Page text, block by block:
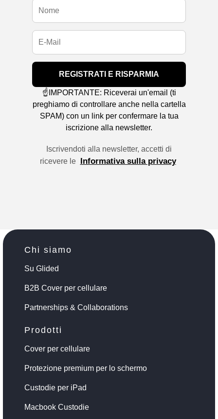
REGISTRATI E RISPARMIA
☝️IMPORTANTE: Riceverai un'email (ti
preghiamo di controllare anche nella cartella
SPAM) con un link per confermare la tua
iscrizione alla newsletter.
Iscrivendoti alla newsletter, accetti di
ricevere le Informativa sulla privacy
Chi siamo
Su Glided
B2B Cover per cellulare
Partnerships & Collaborations
Prodotti
Cover per cellulare
Protezione premium per lo schermo
Custodie per iPad
Macbook Custodie